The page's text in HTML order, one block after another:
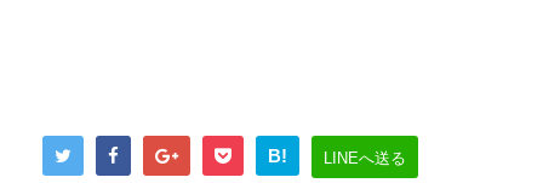
B! LINEへ送る